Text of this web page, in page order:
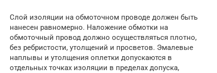
Слой изоляции на обмоточном проводе должен быть
нанесен равномерно. Наложение обмотки на
обмоточный провод должно осуществляться плотно,
без ребристости, утолщений и просветов. Эмалевые
наплывы и утолщения оплетки допускаются в
отдельных точках изоляции в пределах допуска,